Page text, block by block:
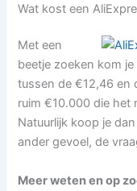
Wat kost een
Met een
beetje zoeken kom
tussen de €12,46 en
ruim €10.000 die het
Natuurlijk koop je
ander gevoel, de
Meer weten en op